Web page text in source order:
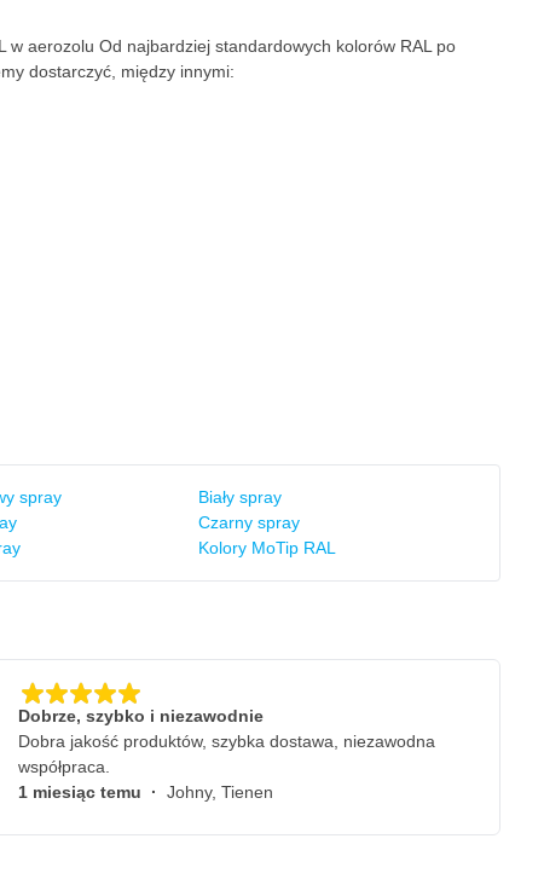
aerozolu Od najbardziej standardowych kolorów RAL po
dostarczyć, między innymi:
spray
Biały spray
Czarny spray
Kolory MoTip RAL
Dobrze, szybko i niezawodnie
Dobra jakość produktów, szybka dostawa, niezawodna
współpraca.
1 miesiąc temu · Johny, Tienen